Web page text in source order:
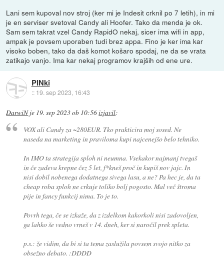
Lani sem kupoval nov stroj (ker mi je Indesit crknil po 7 letih), in mi
je en serviser svetoval Candy ali Hoofer. Tako da menda je ok.
Sam sem takrat vzel Candy RapidO nekaj, sicer ima wifi in app,
ampak je povsem uporaben tudi brez appa. Fino je ker ima kar
visoko boben, tako da daš komot košaro spodaj, ne da se vrata
zatikajo vanjo. Ima kar nekaj programov krajših od ene ure.
PINki
:: 19. sep 2023, 16:43
DarwiNje 19. sep 2023 ob 10:56izjavil:
VOX ali Candy za ~280EUR. Tko prakticira moj sosed. Ne
naseda na marketing in praviloma kupi najcenejšo belo tehniko.
In IMO ta strategija sploh ni neumna. Vsekakor najmanj tvegaš
in če zadeva krepne čez 5 let, f*kneš proč in kupiš nov jajc. In
nisi dobil nobenega dodatnega sivega lasu, a ne? Pa hec je, da ta
cheap roba sploh ne crkuje toliko bolj pogosto. Mal več štroma
pije in fancy funkcij nima. To je to.
Povrh tega, če se izkaže, da z izdelkom kakorkoli nisi zadovoljen,
ga lahko še vedno vrneš v 14. dneh, ker si naročil prek spleta.
p.s.: že vidim, da bi si ta tema zaslužila povsem svojo nitko za
obsežno debato. :DDDD